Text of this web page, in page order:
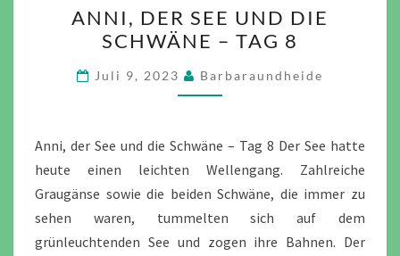
DER
SEE
UND
DIE
–
TAG
8
ANNI, DER SEE UND DIE
SCHWÄNE – TAG 8
Juli 9, 2023 Barbaraundheide
Anni, der See und die Schwäne – Tag 8 Der See hatte
heute einen leichten Wellengang. Zahlreiche
Graugänse sowie die beiden Schwäne, die immer zu
sehen waren, tummelten sich auf dem
grünleuchtenden See und zogen ihre Bahnen. Der